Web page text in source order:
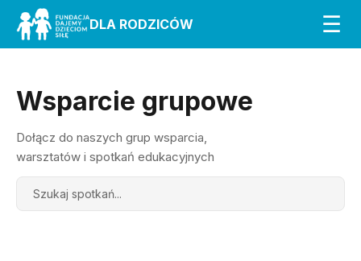
DLA RODZICÓW ☰
Wsparcie grupowe
Dołącz do naszych grup wsparcia,
warsztatów i spotkań edukacyjnych
Search